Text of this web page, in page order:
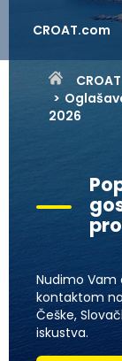
CROAT.com
CROAT
2026
Nudimo Vam
kontaktom
Češke,
iskustva.